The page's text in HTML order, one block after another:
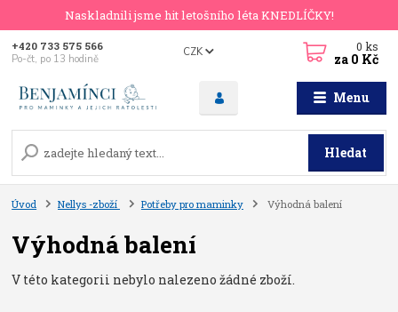
Naskladnili jsme hit letošního léta KNEDLÍČKY!
Menu
CZK
Hledat
+420 733 575 566
Po-čt, po 13 hodině
0ks
za 0 Kč
Úvod Nellys -zboží Potřeby pro maminky Výhodná balení
Výhodná balení
V této kategorii nebylo nalezeno žádné zboží.